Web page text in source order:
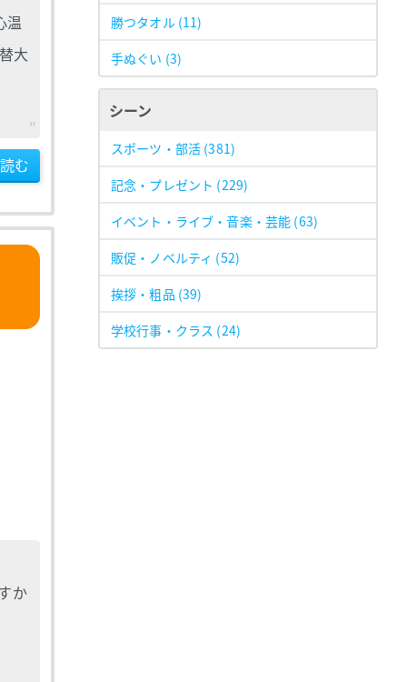
温
大
む
か
勝つタオル (11)
手ぬぐい (3)
シーン
スポーツ・部活 (381)
記念・プレゼント (229)
イベント・ライブ・音楽・芸能 (63)
販促・ノベルティ (52)
挨拶・粗品 (39)
学校行事・クラス (24)